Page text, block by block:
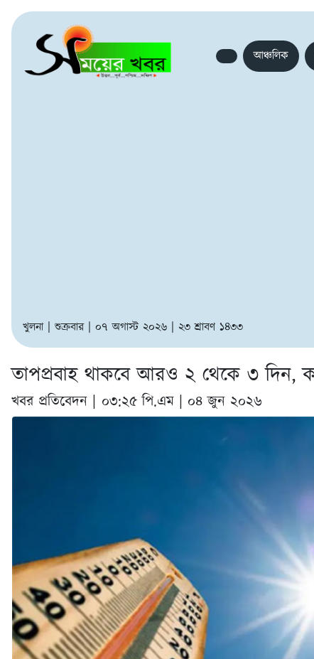
আঞ্চলিক
খুলনা | শুক্রবার | ০৭ অগাস্ট ২০২৬ | ২৩ শ্রাবণ ১৪৩৩
তাপপ্রবাহ থাকবে আরও ২ থেকে ৩ দিন,
খবর প্রতিবেদন | ০৩:২৫ পি.এম | ০৪ জুন ২০২৬